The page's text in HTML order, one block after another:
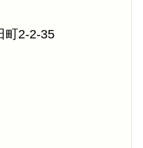
町2-2-35